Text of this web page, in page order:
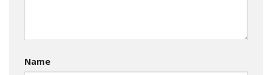
Name